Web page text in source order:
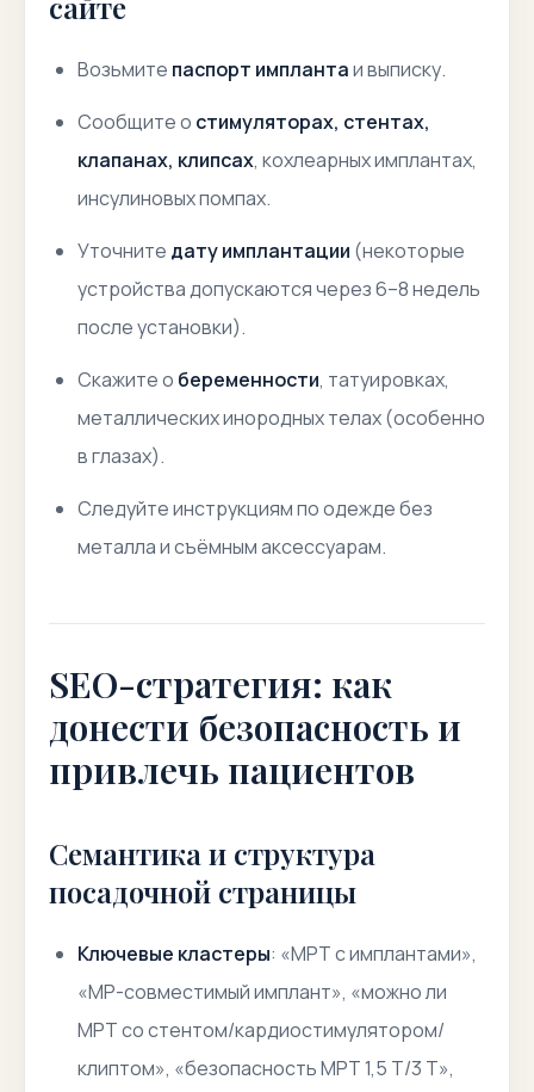
Возьмите паспорт имплантаи выписку.
Сообщите о стимуляторах, стентах,
клапанах, клипсах, кохлеарных имплантах,
инсулиновых помпах.
Уточните дату имплантации (некоторые
устройства допускаются через 6–8 недель
после установки).
Скажите о беременности, татуировках,
металлических инородных телах (особенно
в глазах).
Следуйте инструкциям по одежде без
металла и съёмным аксессуарам.
SEO-стратегия: как
донести безопасность и
привлечь пациентов
Семантика и структура
посадочной страницы
Ключевые кластеры: «МРТ с имплантами»,
«МР-совместимый имплант», «можно ли
МРТ со стентом/кардиостимулятором/
клиптом», «безопасность МРТ 1,5 Т/3 Т»,